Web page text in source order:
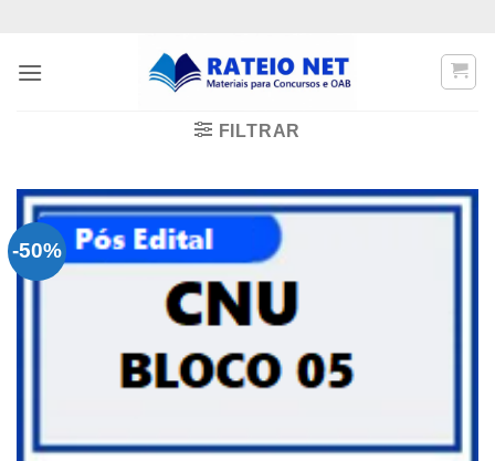
content
FILTRAR
-50%